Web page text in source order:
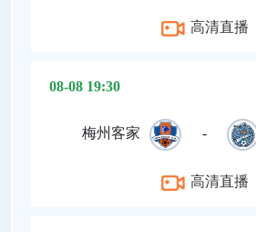
高清直播
08-08 19:30
梅州客家 -
高清直播